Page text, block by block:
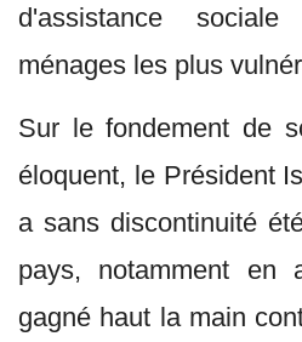
d'assistance
ménages les plus
Sur le fondement de
éloquent, le Président
a sans discontinuité
pays, notamment
gagné haut la main